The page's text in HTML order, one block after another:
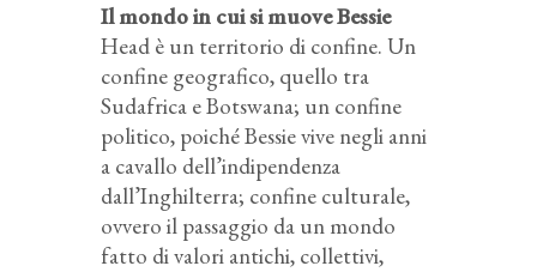
Il mondo in cui si muove Bessie
Head è un territorio di confine. Un
confine geografico, quello tra
Sudafrica e Botswana; un confine
politico, poiché Bessie vive negli anni
a cavallo dell’indipendenza
dall’Inghilterra; confine culturale,
ovvero il passaggio da un mondo
fatto di valori antichi, collettivi,